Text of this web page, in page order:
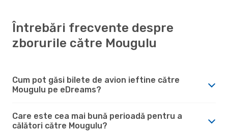
Întrebări frecvente despre
zborurile către Mougulu
Cum pot găsi bilete de avion ieftine către
Mougulu pe eDreams?
Care este cea mai bună perioadă pentru a
călători către Mougulu?